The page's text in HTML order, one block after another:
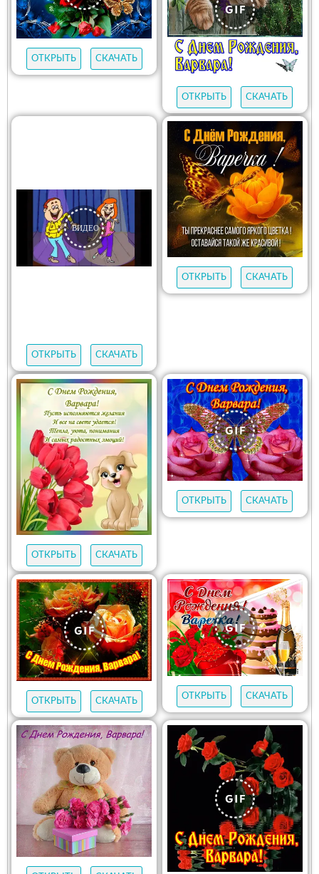
ОТКРЫТЬ СКАЧАТЬ
ОТКРЫТЬ СКАЧАТЬ
ОТКРЫТЬ СКАЧАТЬ
ОТКРЫТЬ СКАЧАТЬ
ОТКРЫТЬ СКАЧАТЬ
ОТКРЫТЬ СКАЧАТЬ
ОТКРЫТЬ СКАЧАТЬ
ОТКРЫТЬ СКАЧАТЬ